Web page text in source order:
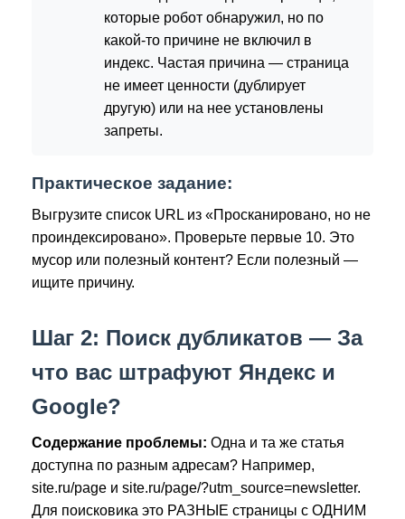
которые робот обнаружил, но по
какой-то причине не включил в
индекс. Частая причина — страница
не имеет ценности (дублирует
другую) или на нее установлены
запреты.
Практическое задание:
Выгрузите список URL из «Просканировано, но не
проиндексировано». Проверьте первые 10. Это
мусор или полезный контент? Если полезный —
ищите причину.
Шаг 2: Поиск дубликатов — За
что вас штрафуют Яндекс и
Google?
Содержание проблемы: Одна и та же статья
доступна по разным адресам? Например,
site.ru/page и site.ru/page/?utm_source=newsletter.
Для поисковика это РАЗНЫЕ страницы с ОДНИМ